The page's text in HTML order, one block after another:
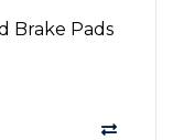
Brake Pads